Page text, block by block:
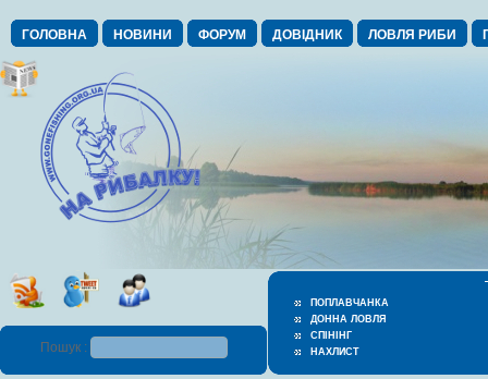
ГОЛОВНА НОВИНИ ФОРУМ ДОВІДНИК ЛОВЛЯ РИБИ
ПОПЛАВЧАНКА
ДОННА ЛОВЛЯ
СПІНІНГ
НАХЛИСТ
Пошук :